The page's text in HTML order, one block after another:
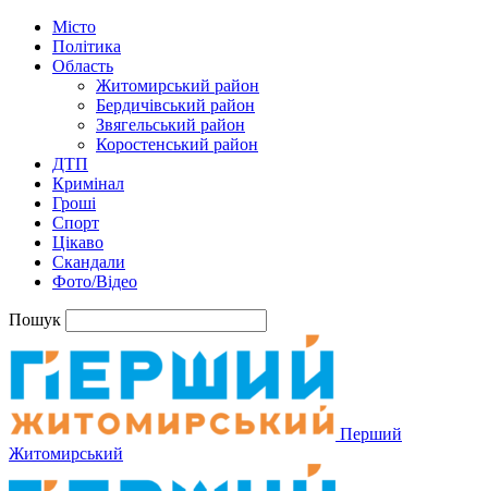
Місто
Політика
Область
Житомирський район
Бердичівський район
Звягельський район
Коростенський район
ДТП
Кримінал
Гроші
Спорт
Цікаво
Скандали
Фото/Відео
Пошук
Перший
Житомирський